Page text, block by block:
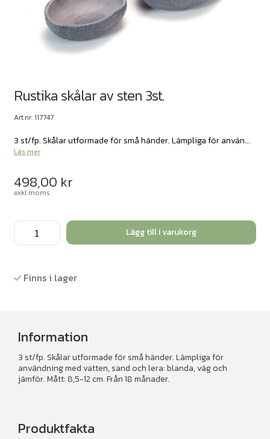
Rustika skålar av sten 3st.
Art.nr: 117747
3 st/fp. Skålar utformade för små händer. Lämpliga för använ...
Läs mer
498,00 kr
exkl moms
Rustika
skålar
sten
Lägg till i varukorg
Finns i lager
Information
3 st/fp. Skålar utformade för små händer. Lämpliga för
användning med vatten, sand och lera: blanda, väg och
jämför. Mått: 8,5-12 cm. Från 18 månader.
Produktfakta